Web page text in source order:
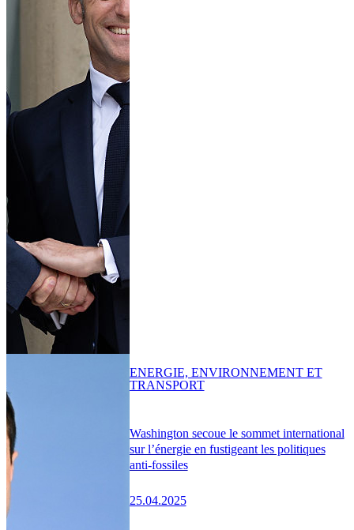
Washington secoue le sommet international
sur l’énergie en fustigeant les politiques
anti-fossiles
25.04.2025
ENERGIE, ENVIRONNEMENT ET
TRANSPORT